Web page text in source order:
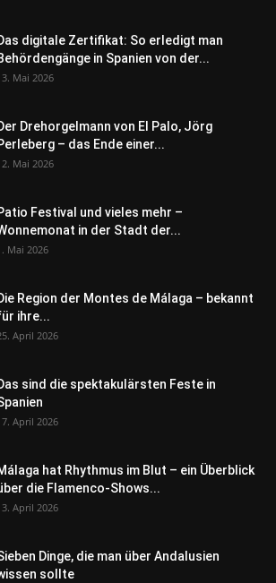
digitale Zertifikat: So erledigt man
in Spanien von der...
Mai 2026
Drehorgelmann von El Palo, Jörg
– das Ende einer...
Mai 2026
Festival und vieles mehr –
in der Stadt der...
Mai 2026
Region der Montes de Málaga – bekannt
ihre...
April 2026
sind die spektakulärsten Feste in
April 2026
hat Rhythmus im Blut – ein Überblick
die Flamenco-Shows...
April 2026
Dinge, die man über Andalusien
sollte